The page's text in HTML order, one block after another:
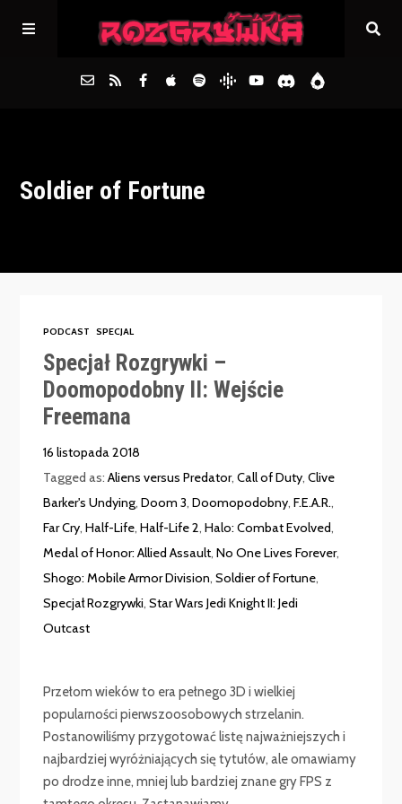
Archiwum
Soldier of Fortune
PODCAST SPECJAL
Specjał Rozgrywki –
Doomopodobny II: Wejście
Freemana
16 listopada 2018
Tagged as:Aliens versus Predator,Call of Duty,Clive
Barker's Undying,Doom 3,Doomopodobny,F.E.A.R.,
Far Cry,Half-Life,Half-Life 2,Halo: Combat Evolved,
Medal of Honor: Allied Assault,No One Lives Forever,
Shogo: Mobile Armor Division,Soldier of Fortune,
Specjał Rozgrywki,Star Wars Jedi Knight II: Jedi
Outcast
Przełom wieków to era pełnego 3D i wielkiej
popularności pierwszoosobowych strzelanin.
Postanowiliśmy przygotować listę najważniejszych i
najbardziej wyróżniających się tytułów, ale omawiamy
po drodze inne, mniej lub bardziej znane gry FPS z